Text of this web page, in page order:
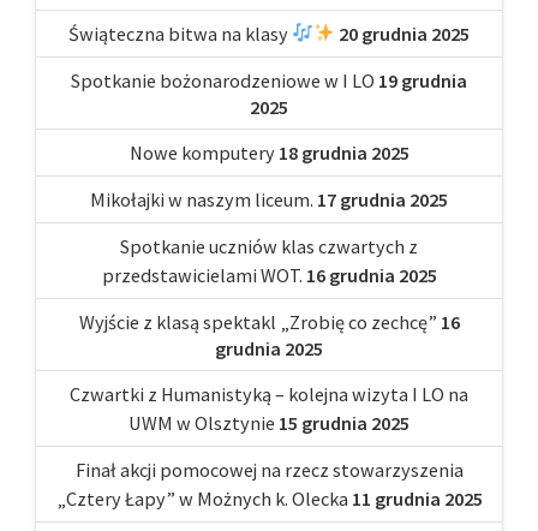
Świąteczna bitwa na klasy
20 grudnia 2025
Spotkanie bożonarodzeniowe w I LO 19 grudnia
2025
Nowe komputery 18 grudnia 2025
Mikołajki w naszym liceum. 17 grudnia 2025
Spotkanie uczniów klas czwartych z
przedstawicielami WOT. 16 grudnia 2025
Wyjście z klasą spektakl „Zrobię co zechcę” 16
grudnia 2025
Czwartki z Humanistyką – kolejna wizyta I LO na
UWM w Olsztynie 15 grudnia 2025
Finał akcji pomocowej na rzecz stowarzyszenia
„Cztery Łapy” w Możnych k. Olecka 11 grudnia 2025